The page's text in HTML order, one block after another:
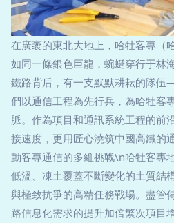
在廣袤的東北大地上，哈牡客專（
如同一條銀色巨龍，蜿蜒穿行于林
鐵路背后，有一支默默耕耘的隊
們以通信工程為先行兵，為哈牡客
脈。作為項目和通訊系統工程的前
接速度，更用匠心澆筑中國高鐵
動客專通信的多維挑戰\n哈牡客專
低溫、凍土覆蓋不斷變化的土質結
與極致抗爭的高精任務戰場。盡管
路信息化需求的提升加倍繁次項目